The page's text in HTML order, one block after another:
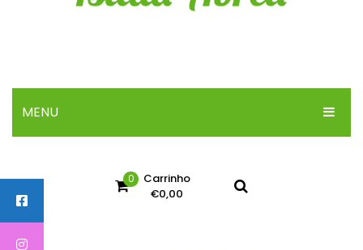
MENU
ARRANJOS
0
Carrinho
€0,00